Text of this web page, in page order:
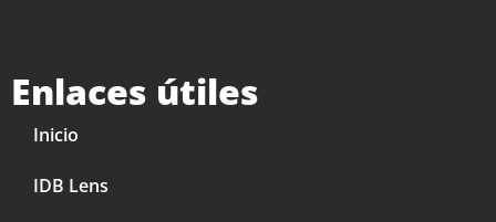
Enlaces útiles
Inicio
IDB Lens